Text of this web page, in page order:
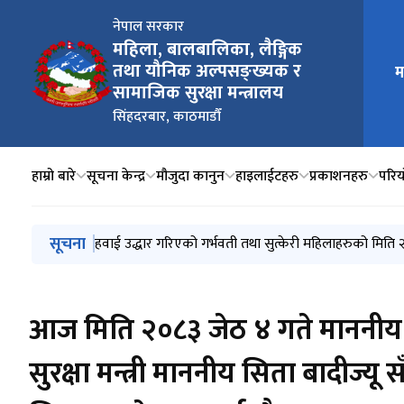
नेपाल सरकार
महिला, बालबालिका, लैङ्गिक
तथा यौनिक अल्पसङ्ख्यक र
सामाजिक सुरक्षा मन्त्रालय
सिंहदरबार, काठमाडौँ
मुख्य
हाम्रो बारे सूचना केन्द्र मौजुदा कानुन हाइलाईटहरु प्रकाशनहरु
मुख्य नेभिगेसनमा जानुहोस्
सूचना महिला, बालबालिका, लैङ्गिक तथा यौनिक अल्पसङ्ख्यक र
हवाई उद्धार गरिएको गर्भवती तथा सुत्केरी महिलाहरुको
सामाजिक सुरक्षा भत्ता प्राप्त गर्न योग्य लाभग्राहीको
तथ्यांकमा ज्येष्ठ नागरिक, २०८३
तथ्यांकमा बालबालिका, २०८३
आज मिति २०८३ जेठ ४ गते
सुरक्षा मन्त्री माननीय सिता